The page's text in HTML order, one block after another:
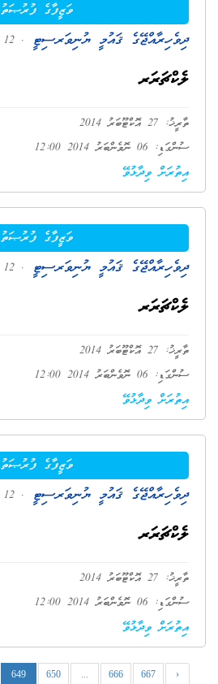
ވަޒީފާގެ ފުރުޞަތު
ދިވެހިރާއްޖޭގެ ޤައުމީ ޔުނިވަރސިޓީ . 12 އަހަރު ކުރިން
ލެކްޗަރަރ
ތާރީޚު: 27 އޮކްޓޫބަރު 2014
ސުންގަޑި: 06 ނޮވެންބަރު 2014 12:00
އިތުރަށް ވިދާޅުވޭ
ވަޒީފާގެ ފުރުޞަތު
ދިވެހިރާއްޖޭގެ ޤައުމީ ޔުނިވަރސިޓީ . 12 އަހަރު ކުރިން
ލެކްޗަރަރ
ތާރީޚު: 27 އޮކްޓޫބަރު 2014
ސުންގަޑި: 06 ނޮވެންބަރު 2014 12:00
އިތުރަށް ވިދާޅުވޭ
ވަޒީފާގެ ފުރުޞަތު
ދިވެހިރާއްޖޭގެ ޤައުމީ ޔުނިވަރސިޓީ . 12 އަހަރު ކުރިން
ލެކްޗަރަރ
ތާރީޚު: 27 އޮކްޓޫބަރު 2014
ސުންގަޑި: 06 ނޮވެންބަރު 2014 12:00
އިތުރަށް ވިދާޅުވޭ
649 650 ... 666 667 ›